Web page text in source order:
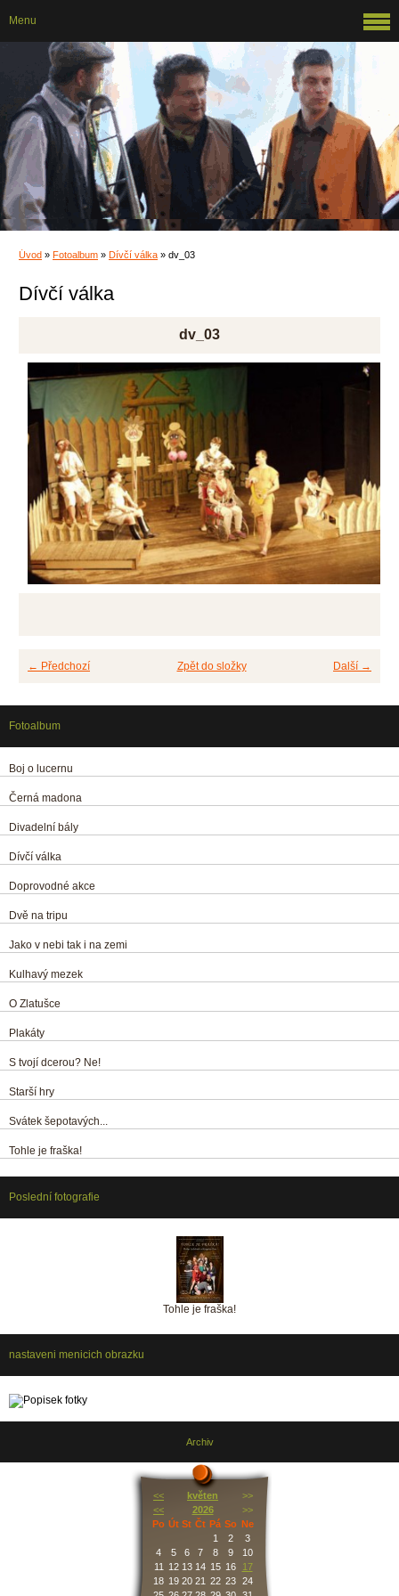
Úvod » Fotoalbum » Dívčí válka » dv_03
Dívčí válka
dv_03
← Předchozí Další →
Zpět do složky
Menu
Fotoalbum
Boj o lucernu
Černá madona
Divadelní bály
Dívčí válka
Doprovodné akce
Dvě na tripu
Jako v nebi tak i na zemi
Kulhavý mezek
O Zlatušce
Plakáty
S tvojí dcerou? Ne!
Starší hry
Svátek šepotavých...
Tohle je fraška!
Poslední fotografie
Tohle je fraška!
nastaveni menicich obrazku
Archiv
<< květen
>>
<<
2026
>>
Po Út St Čt Pá So Ne
1
2
3
4
5 6 7 8 9
10
11
12 13 14 15 16
17
18 19 20 21 22 23 24